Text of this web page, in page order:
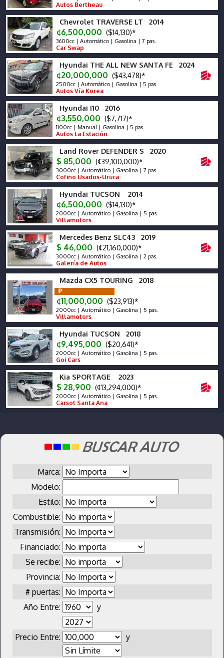
Autos Bertheau
Chevrolet TRAVERSE LT 2014
¢6,500,000 ($14,130)*
3600cc | Automático | Gasolina | 7 pas.
Car Swap
Hyundai THE ALL NEW SANTA FE 2024
¢20,000,000 ($43,478)*
2500cc | Automático | Gasolina | 5 pas.
Autos Vía Korea
Hyundai I10 2016
¢3,550,000 ($7,717)*
1100cc | Manual | Gasolina | 5 pas.
Autos La Estación
Land Rover DEFENDER S 2020
$ 85,000 (¢39,100,000)*
3000cc | Automático | Gasolina | 7 pas.
Cofiño Usados-Uruca
Hyundai TUCSON 2014
¢6,500,000 ($14,130)*
2000cc | Automático | Gasolina | 5 pas.
Villamotors
Mercedes Benz SLC43 2019
$ 46,000 (¢21,160,000)*
3000cc | Automático | Gasolina | 2 pas.
Galería de Autos
Mazda CX5 TOURING 2018
¢11,000,000 ($23,913)*
2000cc | Automático | Gasolina | 5 pas.
Villamotors
Hyundai TUCSON 2018
¢9,495,000 ($20,641)*
2000cc | Automático | Gasolina | 5 pas.
Goi Cars
Kia SPORTAGE 2023
$ 28,900 (¢13,294,000)*
2000cc | Automático | Gasolina | 5 pas.
Carsot Santa Ana
Marca:
Modelo:
Estilo:
Combustible:
Transmisión:
Financiado:
Se recibe:
Provincia:
# puertas:
Año Entre:
y
Precio Entre: y